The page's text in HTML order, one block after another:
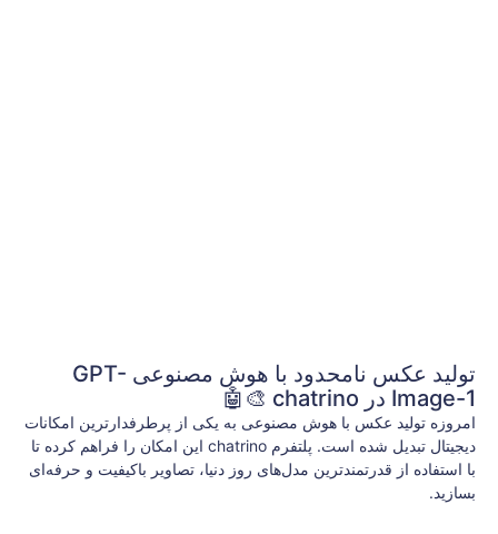
تولید عکس نامحدود با هوش مصنوعی GPT-
Image-1 در chatrino 🎨🤖
امروزه تولید عکس با هوش مصنوعی به یکی از پرطرفدارترین امکانات
دیجیتال تبدیل شده است. پلتفرم chatrino این امکان را فراهم کرده تا
با استفاده از قدرتمندترین مدل‌های روز دنیا، تصاویر باکیفیت و حرفه‌ای
بسازید.